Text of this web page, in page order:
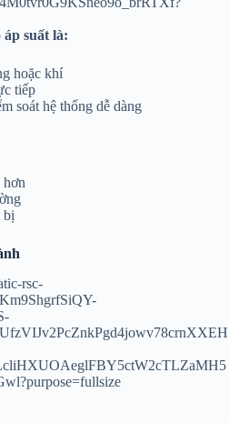
suất là:
hoặc khí
tiếp
soát hệ thống dễ dàng
hơn
bị